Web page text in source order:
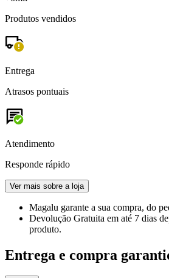
Produtos vendidos
Entrega
Atrasos pontuais
Atendimento
Responde rápido
Ver mais sobre a loja
Magalu garante a sua compra, do
Devolução Gratuita em até 7 dias
produto.
Entrega e compra